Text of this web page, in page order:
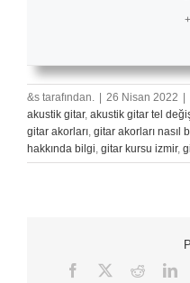
&s tarafından. | 26 Nisan 2022 |
akustik gitar, akustik gitar tel
gitar akorları gitar akorları nasıl
hakkında bilgi gitar kursu izmir,
Facebook Reddit